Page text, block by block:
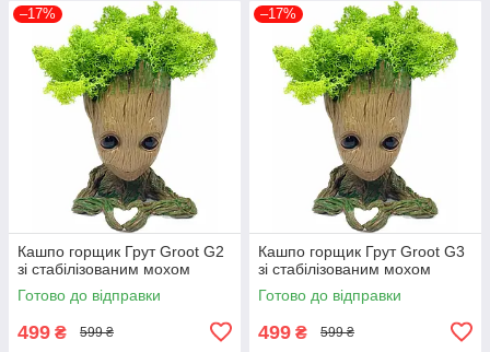
–17%
Кашпо горщик Грут Groot G2
зі стабілізованим мохом
Готово до відправки
499 ₴ 599 ₴
–17%
Кашпо горщик Грут Groot G3
зі стабілізованим мохом
Готово до відправки
499 ₴ 599 ₴